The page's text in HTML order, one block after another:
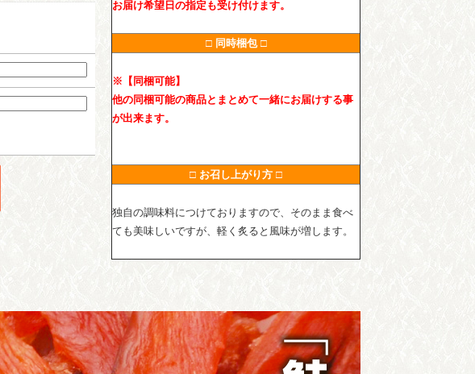
お届け希望日の指定も受け付けます。
□ 同時梱包 □
※【同梱可能】
他の同梱可能の商品とまとめて一緒にお届けする事
が出来ます。
□ お召し上がり方 □
独自の調味料につけておりますので、そのまま食べ
ても美味しいですが、軽く炙ると風味が増します。